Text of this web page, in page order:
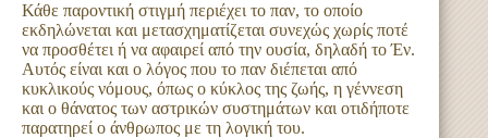
Κάθε παροντική στιγμή περιέχει το παν, το οποίο
εκδηλώνεται και μετασχηματίζεται συνεχώς χωρίς ποτέ
να προσθέτει ή να αφαιρεί από την ουσία, δηλαδή το Έν.
Αυτός είναι και ο λόγος που το παν διέπεται από
κυκλικούς νόμους, όπως ο κύκλος της ζωής, η γέννεση
και ο θάνατος των αστρικών συστημάτων και οτιδήποτε
παρατηρεί ο άνθρωπος με τη λογική του.